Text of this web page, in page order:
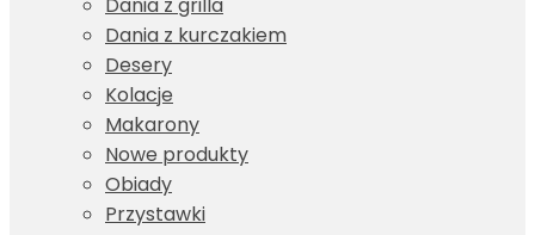
Dania z kurczakiem
Desery
Kolacje
Makarony
Nowe produkty
Obiady
Przystawki